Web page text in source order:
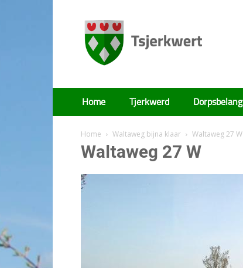
Tsjerkwert
Home Tjerkwerd Dorpsbelang
Home Waltaweg bijna klaar Waltaweg 27 W
Waltaweg 27 W